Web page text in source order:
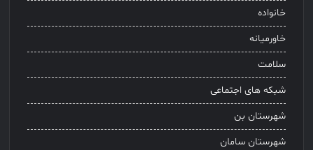
خانواده
خاورمیانه
سلامت
شبکه های اجتماعی
شهرستان بن
شهرستان سامان